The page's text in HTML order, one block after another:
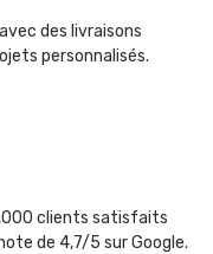
des livraisons
personnalisés.
clients satisfaits
de 4,7/5 sur Google.